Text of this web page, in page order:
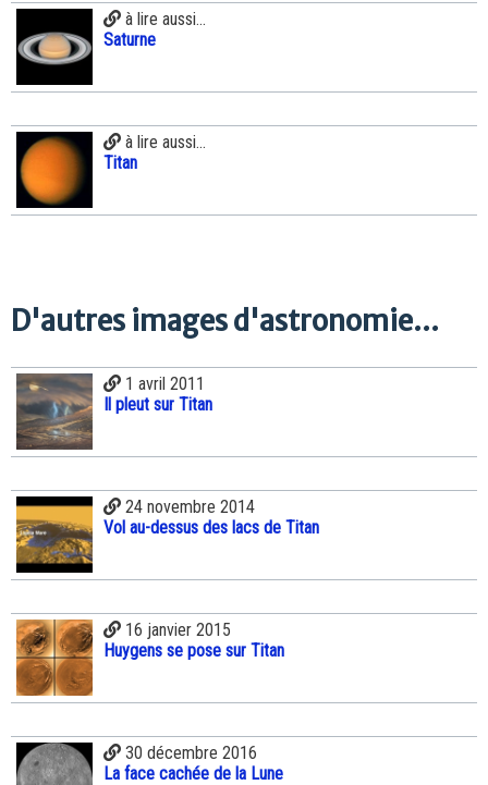
à lire aussi...
Saturne
à lire aussi...
Titan
D'autres images d'astronomie...
1 avril 2011
Il pleut sur Titan
24 novembre 2014
Vol au-dessus des lacs de Titan
16 janvier 2015
Huygens se pose sur Titan
30 décembre 2016
La face cachée de la Lune